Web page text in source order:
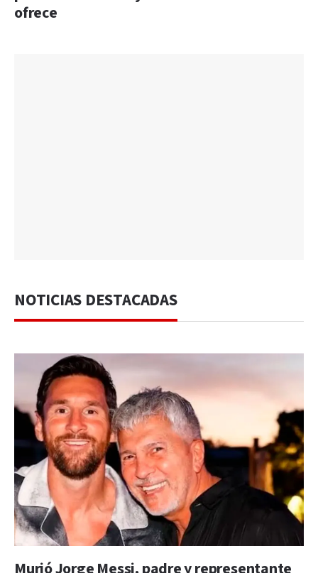
ofrece
NOTICIAS DESTACADAS
Murió Jorge Messi, padre y representante